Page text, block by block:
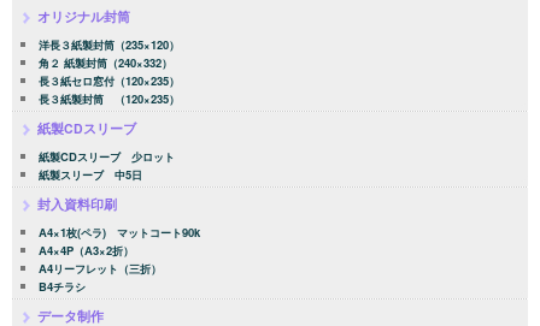
オリジナル封筒
洋長３紙製封筒（235×120）
角２ 紙製封筒（240×332）
長３紙セロ窓付（120×235）
長３紙製封筒 （120×235）
紙製CDスリーブ
紙製CDスリーブ 少ロット
紙製スリーブ 中5日
封入資料印刷
A4×1枚(ペラ) マットコート90k
A4×4P（A3×2折）
A4リーフレット（三折）
B4チラシ
データ制作